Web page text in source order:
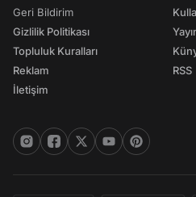
Geri Bildirim
Gizlilik Politikası
Topluluk Kuralları
Reklam
İletişim
RSS